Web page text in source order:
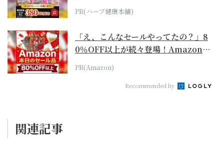
PR(ハーブ健康本舗)
「え、こんなセールやってたの？」8
0％OFF以上が続々登場！Amazonの
本気が...
PR(Amazon)
Recommended by
関連記事